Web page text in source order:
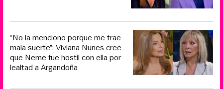
“No la menciono porque me trae
mala suerte”: Viviana Nunes cree
que Neme fue hostil con ella por
lealtad a Argandoña